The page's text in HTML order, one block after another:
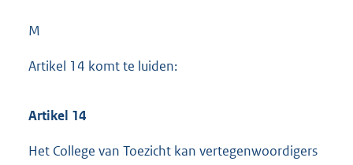
M
Artikel 14 komt te luiden:
Artikel 14
Het College van Toezicht kan vertegenwoordigers